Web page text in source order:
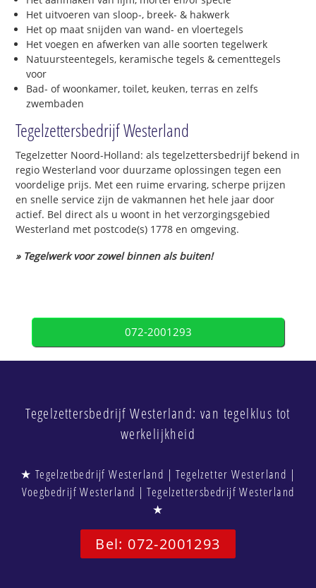
Het uitvoeren van sloop-, breek- & hakwerk
Het op maat snijden van wand- en vloertegels
Het voegen en afwerken van alle soorten tegelwerk
Natuursteentegels, keramische tegels & cementtegels
voor
Bad- of woonkamer, toilet, keuken, terras en zelfs
zwembaden
Tegelzettersbedrijf Westerland
Tegelzetter Noord-Holland: als tegelzettersbedrijf bekend in
regio Westerland voor duurzame oplossingen tegen een
voordelige prijs. Met een ruime ervaring, scherpe prijzen
en snelle service zijn de vakmannen het hele jaar door
actief. Bel direct als u woont in het verzorgingsgebied
Westerland met postcode(s) 1778 en omgeving.
» Tegelwerk voor zowel binnen als buiten!
072-2001293
Tegelzettersbedrijf Westerland: van tegelklus tot
werkelijkheid
★ Tegelzetbedrijf Westerland | Tegelzetter Westerland |
Voegbedrijf Westerland | Tegelzettersbedrijf Westerland
★
Bel: 072-2001293